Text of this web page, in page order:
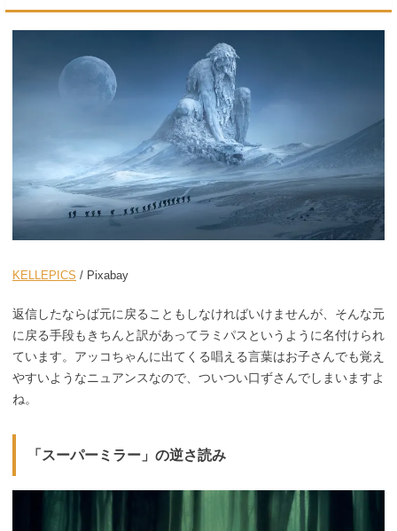
KELLEPICS / Pixabay
返信したならば元に戻ることもしなければいけませんが、そんな元
に戻る手段もきちんと訳があってラミパスというように名付けられ
ています。アッコちゃんに出てくる唱える言葉はお子さんでも覚え
やすいようなニュアンスなので、ついつい口ずさんでしまいますよ
ね。
「スーパーミラー」の逆さ読み